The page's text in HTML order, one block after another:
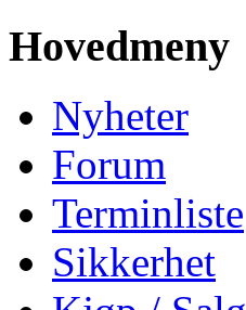
Hovedmeny
Nyheter
Forum
Terminliste
Sikkerhet